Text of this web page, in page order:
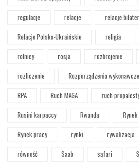
regulacje
relacje
relacje
Relacje Polsko-Ukraińskie
religia
rolnicy
rosja rozbrojenie
rozliczenie
Rozporządzenia wykonawcze
RPA
Ruch MAGA ruch
Rusini karpaccy
Rwanda
Rynek pracy
rynki rywalizacja
równość
Saab safari